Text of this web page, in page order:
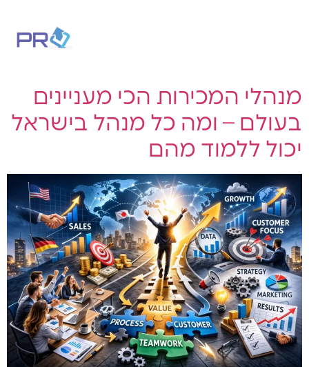
מנהלי המכירות הכי מעניינים
בעולם – ומה כל מנהל בישראל
יכול ללמוד מהם